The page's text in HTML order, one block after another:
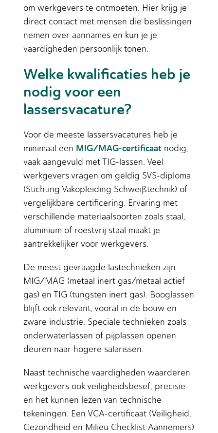
om werkgevers te ontmoeten. Hier krijg je
direct contact met mensen die beslissingen
nemen over aannames en kun je je
vaardigheden persoonlijk tonen.
Welke kwalificaties heb je
nodig voor een
lassersvacature?
Voor de meeste lassersvacatures heb je
minimaal een MIG/MAG-certificaat nodig,
vaak aangevuld met TIG-lassen. Veel
werkgevers vragen om geldig SVS-diploma
(Stichting Vakopleiding Schweißtechnik) of
vergelijkbare certificering. Ervaring met
verschillende materiaalsoorten zoals staal,
aluminium of roestvrij staal maakt je
aantrekkelijker voor werkgevers.
De meest gevraagde lastechnieken zijn
MIG/MAG (metaal inert gas/metaal actief
gas) en TIG (tungsten inert gas). Booglassen
blijft ook relevant, vooral in de bouw en
zware industrie. Speciale technieken zoals
onderwaterlassen of pijplassen openen
deuren naar hogere salarissen.
Naast technische vaardigheden waarderen
werkgevers ook veiligheidsbesef, precisie
en het kunnen lezen van technische
tekeningen. Een VCA-certificaat (Veiligheid,
Gezondheid en Milieu Checklist Aannemers)